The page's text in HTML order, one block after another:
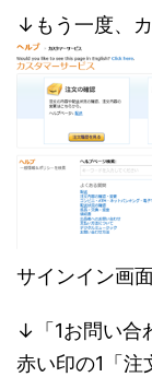
↓もう一度、
サインイン画
↓「1お問い合
赤い印の1「注